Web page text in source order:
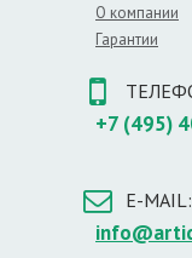
О компании
Гарантии
+7 (495)
E-MAIL: